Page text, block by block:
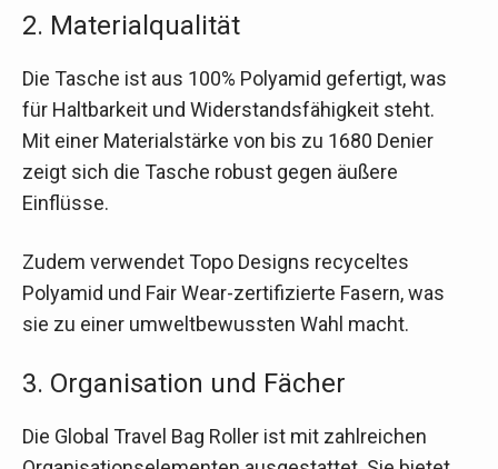
2. Materialqualität
Die Tasche ist aus 100% Polyamid gefertigt, was
für Haltbarkeit und Widerstandsfähigkeit steht.
Mit einer Materialstärke von bis zu 1680 Denier
zeigt sich die Tasche robust gegen äußere
Einflüsse.
Zudem verwendet Topo Designs recyceltes
Polyamid und Fair Wear-zertifizierte Fasern, was
sie zu einer umweltbewussten Wahl macht.
3. Organisation und Fächer
Die Global Travel Bag Roller ist mit zahlreichen